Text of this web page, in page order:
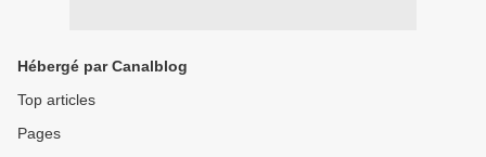
Hébergé par Canalblog
Top articles
Pages